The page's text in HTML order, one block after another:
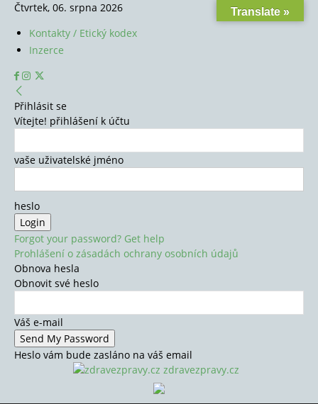
Čtvrtek, 06. srpna 2026
Kontakty / Etický kodex
Inzerce
Přihlásit se
Vítejte! přihlášení k účtu
vaše uživatelské jméno
heslo
Forgot your password? Get help
Prohlášení o zásadách ochrany osobních údajů
Obnova hesla
Obnovit své heslo
Váš e-mail
Heslo vám bude zasláno na váš email
zdravezpravy.cz
Translate »